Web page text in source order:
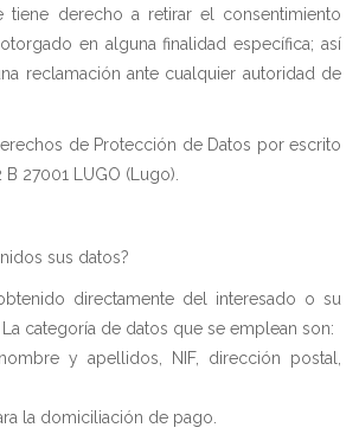
tiene derecho a retirar el consentimiento
en alguna finalidad específica; así
reclamación ante cualquier autoridad de
de Protección de Datos por escrito
B 27001 LUGO (Lugo).
sus datos?
directamente del interesado o su
categoría de datos que se emplean son:
y apellidos, NIF, dirección postal,
la domiciliación de pago.